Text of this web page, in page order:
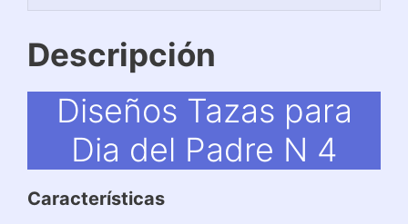
Descripción
Diseños Tazas para
Dia del Padre N 4
Características